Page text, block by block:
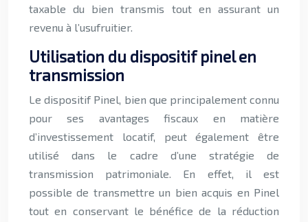
taxable du bien transmis tout en assurant un
revenu à l’usufruitier.
Utilisation du dispositif pinel en
transmission
Le dispositif Pinel, bien que principalement connu
pour ses avantages fiscaux en matière
d’investissement locatif, peut également être
utilisé dans le cadre d’une stratégie de
transmission patrimoniale. En effet, il est
possible de transmettre un bien acquis en Pinel
tout en conservant le bénéfice de la réduction